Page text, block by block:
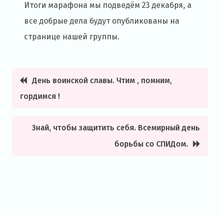
Итоги марафона мы подведём 23 декабря, а
все добрые дела будут опубликованы на
странице нашей группы.
Навигация
по
День воинской славы. Чтим , помним,
гордимся !
Знай, чтобы защитить себя. Всемирный день
борьбы со СПИДом.